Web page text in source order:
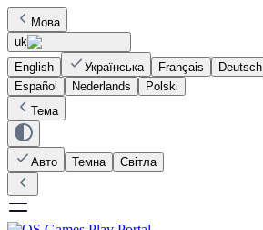
Мова
uk
English
Українська Français Deutsch
Español
Nederlands
Polski
Тема
Авто Темна Світла